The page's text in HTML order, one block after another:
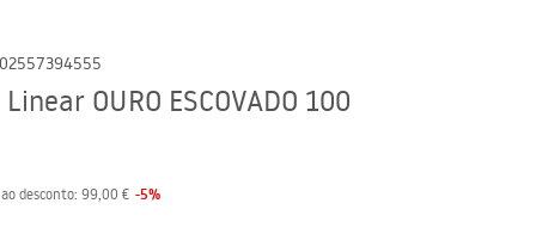
OURO ESCOVADO 100
desconto: 99,00 € -5%